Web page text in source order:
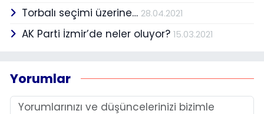
Torbalı seçimi üzerine… 28.04.2021
AK Parti İzmir’de neler oluyor? 15.03.2021
Yorumlar